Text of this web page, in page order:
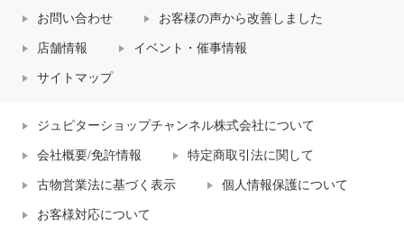
お問い合わせ お客様の声から改善しました
店舗情報 イベント・催事情報
サイトマップ
ジュピターショップチャンネル株式会社について
会社概要/免許情報 特定商取引法に関して
古物営業法に基づく表示 個人情報保護について
お客様対応について